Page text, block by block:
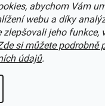
abychom Vám
webu a díky
zlepšovali jeho funkce,
si můžete podrobně
údajů.